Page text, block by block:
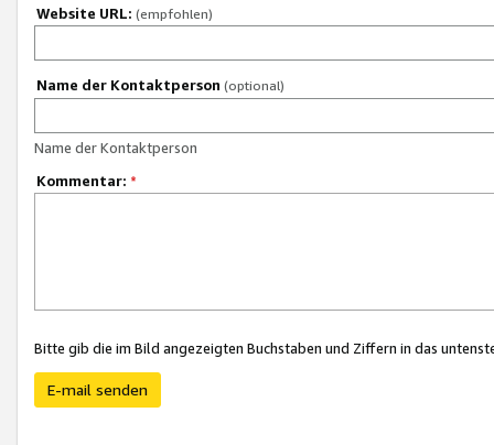
Website URL: (empfohlen)
Name der Kontaktperson (optional)
Name der Kontaktperson
Kommentar: *
Bitte gib die im Bild angezeigten Buchstaben und Ziffern in das
E-mail senden